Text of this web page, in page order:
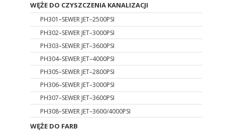
WĘŻE DO CZYSZCZENIA KANALIZACJI
PH301–SEWER JET–2500PSI
PH302–SEWER JET–3000PSI
PH303–SEWER JET–3600PSI
PH304–SEWER JET–4000PSI
PH305–SEWER JET–2800PSI
PH306–SEWER JET–3000PSI
PH307–SEWER JET–3600PSI
PH308–SEWER JET–3600/4000PSI
WĘŻE DO FARB